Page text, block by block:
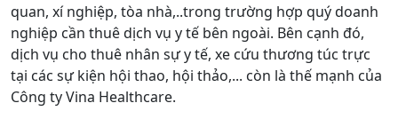
quan, xí nghiệp, tòa nhà,..trong trường hợp quý doanh
nghiệp cần thuê dịch vụ y tế bên ngoài. Bên cạnh đó,
dịch vụ cho thuê nhân sự y tế, xe cứu thương túc trực
tại các sự kiện hội thao, hội thảo,... còn là thế mạnh của
Công ty Vina Healthcare.